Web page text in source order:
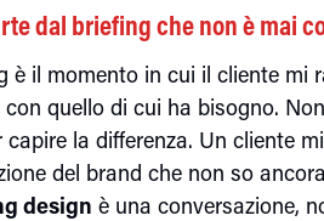
dal briefing che non è mai
è il momento in cui il cliente mi
quello di cui ha bisogno.
capire la differenza. Un cliente
del brand che non so
design è una conversazione,